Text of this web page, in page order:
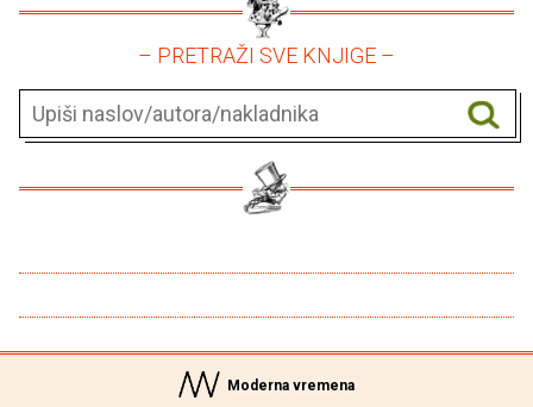
– PRETRAŽI SVE KNJIGE –
Moderna vremena